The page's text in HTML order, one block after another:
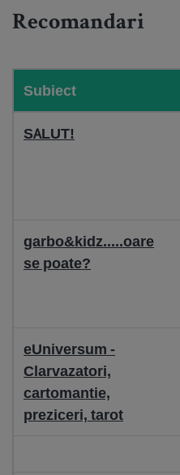
Recomandari
Subiect
SALUT!
garbo&kidz.....oare
se poate?
eUniversum -
Clarvazatori,
cartomantie,
preziceri, tarot